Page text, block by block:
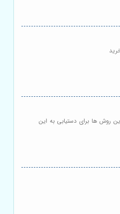
روش ها برای دستیابی به این